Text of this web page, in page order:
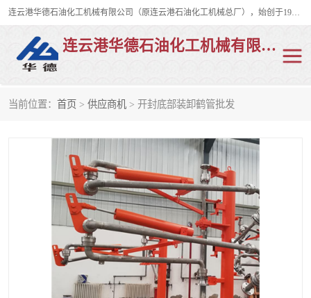
连云港华德石油化工机械有限公司（原连云港石油化工机械总厂），始创于1982年，是从事码头船用流体装卸臂、陆用流体装卸臂（鹤管）、活动梯、钢构平台、定量装车系统等全系列流体装卸设备的设计、制造、销售以及服务的专业供应商。
连云港华德石油化工机械有限公司
当前位置： 首页 > 供应商机 > 开封底部装卸鹤管批发
液氨鹤管 液氯鹤管
LNG鹤管 活动梯
平台栈桥 卸车鹤管
装车鹤管 输油臂
紧急脱离干式接头 火车鹤管